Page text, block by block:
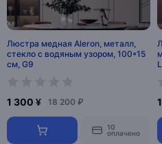
Люстра медная Aleron, металл,
стекло с водяным узором, 100*15
см, G9
1 300 ¥ 18 200 ₽
10
оплачено